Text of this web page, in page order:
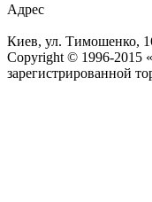
Адрес
Киев, ул. Тимошенко,
Copyright © 1996-2015
зарегистрированной